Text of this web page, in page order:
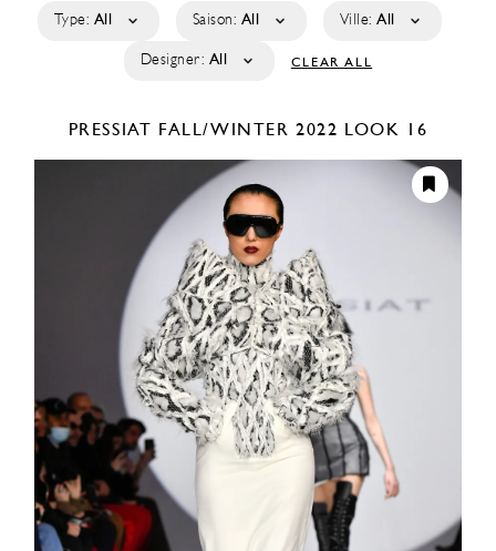
Type: All Saison: All Ville: All
Designer: All CLEAR ALL
PRESSIAT FALL/WINTER 2022 LOOK 16